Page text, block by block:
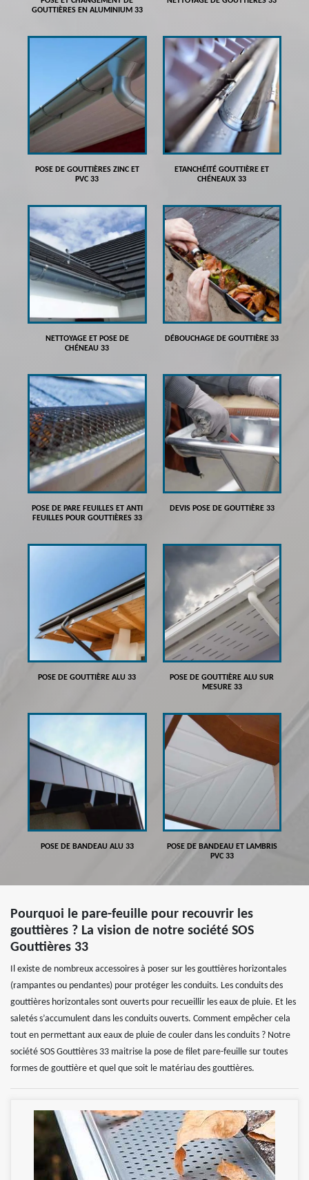
GOUTTIÈRES EN ALUMINIUM 33
POSE DE GOUTTIÈRES ZINC ET
PVC 33
ETANCHÉITÉ GOUTTIÈRE ET
CHÉNEAUX 33
NETTOYAGE ET POSE DE
CHÉNEAU 33
DÉBOUCHAGE DE GOUTTIÈRE 33
POSE DE PARE FEUILLES ET ANTI
FEUILLES POUR GOUTTIÈRES 33
DEVIS POSE DE GOUTTIÈRE 33
POSE DE GOUTTIÈRE ALU 33
POSE DE GOUTTIÈRE ALU SUR
MESURE 33
POSE DE BANDEAU ALU 33
POSE DE BANDEAU ET LAMBRIS
PVC 33
Pourquoi le pare-feuille pour recouvrir les
gouttières ? La vision de notre société SOS
Gouttières 33
Il existe de nombreux accessoires à poser sur les gouttières horizontales
(rampantes ou pendantes) pour protéger les conduits. Les conduits des
gouttières horizontales sont ouverts pour recueillir les eaux de pluie. Et les
saletés s’accumulent dans les conduits ouverts. Comment empêcher cela
tout en permettant aux eaux de pluie de couler dans les conduits ? Notre
société SOS Gouttières 33 maitrise la pose de filet pare-feuille sur toutes
formes de gouttière et quel que soit le matériau des gouttières.